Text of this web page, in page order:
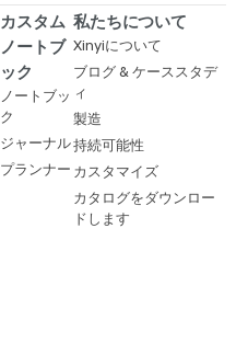
カスタム
ノートブ
ック
ノートブッ
ク
ジャーナル
プランナー
私たちについて
Xinyiについて
ブログ & ケーススタデ
ィ
製造
持続可能性
カスタマイズ
カタログをダウンロー
ドします